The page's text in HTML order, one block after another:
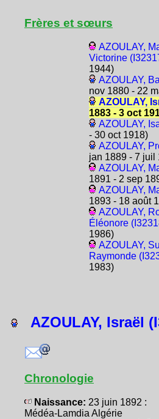
Frères et sœurs
AZOULAY,
Victorine
1944)
AZOULAY,
nov 1880 - 22
AZOULAY,
1883 - 3 oct
AZOULAY,
- 30 oct 1918)
AZOULAY,
jan 1889 - 7 juil
AZOULAY,
1891 - 2 sep
AZOULAY,
1893 - 18 août
AZOULAY,
Éléonore
1986)
AZOULAY,
Raymonde
1983)
AZOULAY, Israël
Chronologie
Naissance: 23 juin 1892 :
Médéa-Lamdia Algérie